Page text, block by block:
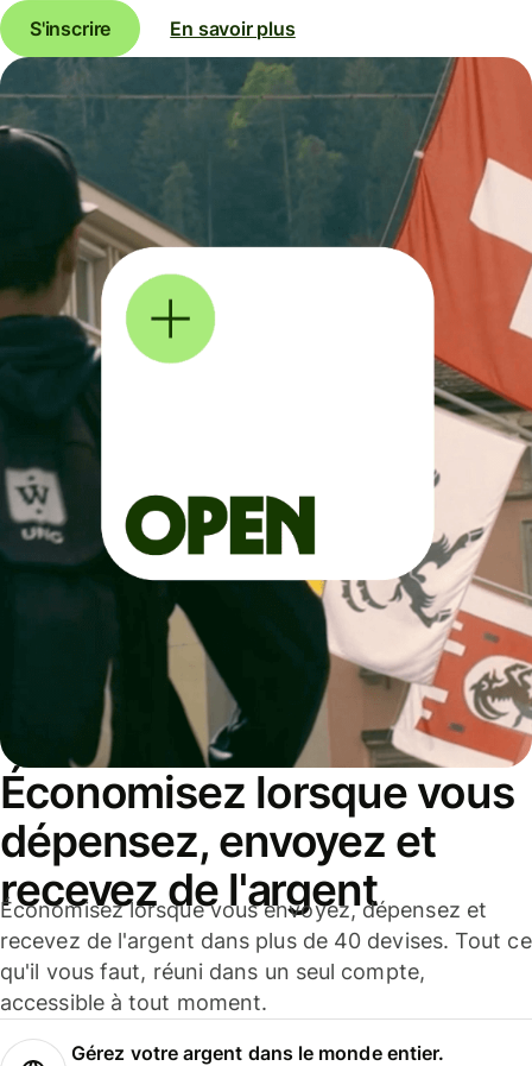
S'inscrire
En savoir plus
Économisez lorsque vous
dépensez, envoyez et
recevez de l'argent
Économisez lorsque vous envoyez, dépensez et
recevez de l'argent dans plus de 40 devises. Tout ce
qu'il vous faut, réuni dans un seul compte,
accessible à tout moment.
Gérez votre argent dans le monde entier.